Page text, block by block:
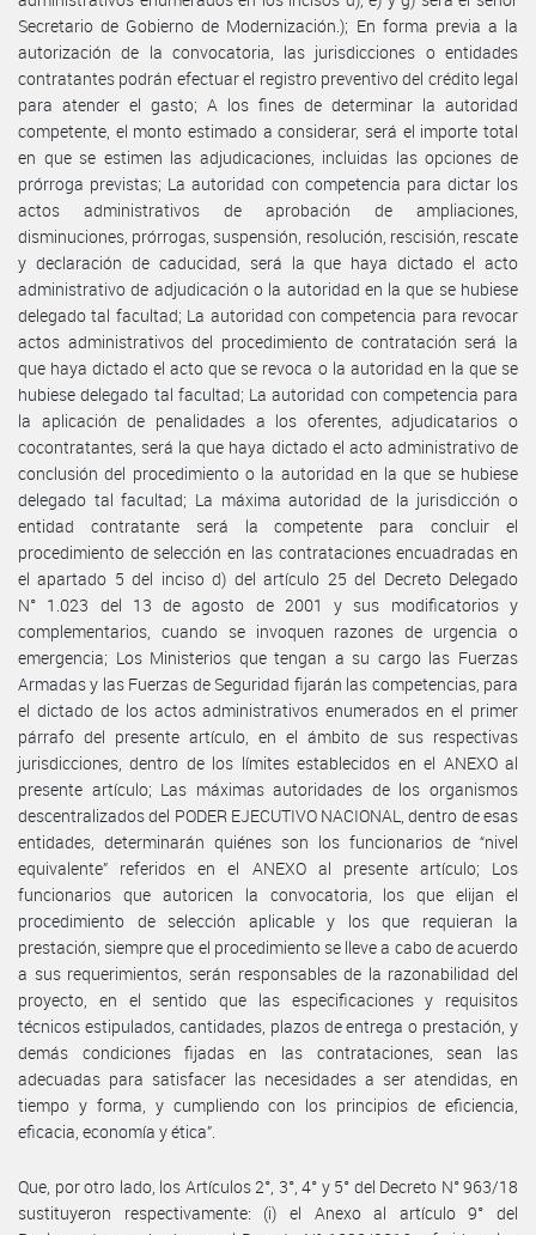
Secretario de Gobierno de Modernización.); En forma previa a la
autorización de la convocatoria, las jurisdicciones o entidades
contratantes podrán efectuar el registro preventivo del crédito legal
para atender el gasto; A los fines de determinar la autoridad
competente, el monto estimado a considerar, será el importe total
en que se estimen las adjudicaciones, incluidas las opciones de
prórroga previstas; La autoridad con competencia para dictar los
actos administrativos de aprobación de ampliaciones,
disminuciones, prórrogas, suspensión, resolución, rescisión, rescate
y declaración de caducidad, será la que haya dictado el acto
administrativo de adjudicación o la autoridad en la que se hubiese
delegado tal facultad; La autoridad con competencia para revocar
actos administrativos del procedimiento de contratación será la
que haya dictado el acto que se revoca o la autoridad en la que se
hubiese delegado tal facultad; La autoridad con competencia para
la aplicación de penalidades a los oferentes, adjudicatarios o
cocontratantes, será la que haya dictado el acto administrativo de
conclusión del procedimiento o la autoridad en la que se hubiese
delegado tal facultad; La máxima autoridad de la jurisdicción o
entidad contratante será la competente para concluir el
procedimiento de selección en las contrataciones encuadradas en
el apartado 5 del inciso d) del artículo 25 del Decreto Delegado
N° 1.023 del 13 de agosto de 2001 y sus modificatorios y
complementarios, cuando se invoquen razones de urgencia o
emergencia; Los Ministerios que tengan a su cargo las Fuerzas
Armadas y las Fuerzas de Seguridad fijarán las competencias, para
el dictado de los actos administrativos enumerados en el primer
párrafo del presente artículo, en el ámbito de sus respectivas
jurisdicciones, dentro de los límites establecidos en el ANEXO al
presente artículo; Las máximas autoridades de los organismos
descentralizados del PODER EJECUTIVO NACIONAL, dentro de esas
entidades, determinarán quiénes son los funcionarios de “nivel
equivalente” referidos en el ANEXO al presente artículo; Los
funcionarios que autoricen la convocatoria, los que elijan el
procedimiento de selección aplicable y los que requieran la
prestación, siempre que el procedimiento se lleve a cabo de acuerdo
a sus requerimientos, serán responsables de la razonabilidad del
proyecto, en el sentido que las especificaciones y requisitos
técnicos estipulados, cantidades, plazos de entrega o prestación, y
demás condiciones fijadas en las contrataciones, sean las
adecuadas para satisfacer las necesidades a ser atendidas, en
tiempo y forma, y cumpliendo con los principios de eficiencia,
eficacia, economía y ética”.
Que, por otro lado, los Artículos 2°, 3°, 4° y 5° del Decreto N° 963/18
sustituyeron respectivamente: (i) el Anexo al artículo 9° del